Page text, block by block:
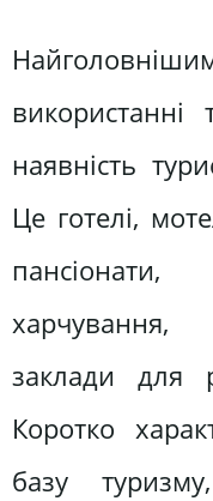
використанні
наявність
Це готелі,
харчування,
заклади для
Коротко
базу